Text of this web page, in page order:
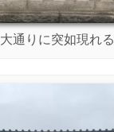
大通りに突如現れる